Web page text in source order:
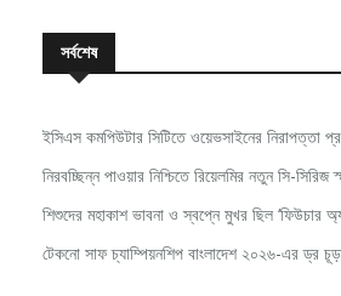
নিরবচ্ছিন্ন পাওয়ার নিশ্চিতে রিয়েলমির নতুন সি-সিরিজ
শিশুদের মহাকাশ ভাবনা ও স্বপ্নে মুখর ছিল ‘ফিউচার
টেকনো সাফ চ্যাম্পিয়নশিপ বাংলাদেশ ২০২৬-এর ড্র